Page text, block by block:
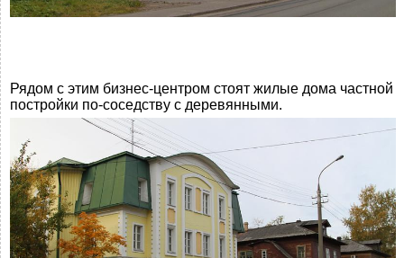
Рядом с этим бизнес-центром стоят жилые дома частной
постройки по-соседству с деревянными.